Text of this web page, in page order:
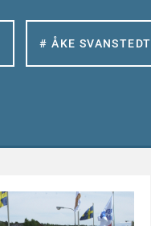
# ÅKE SVANSTEDT